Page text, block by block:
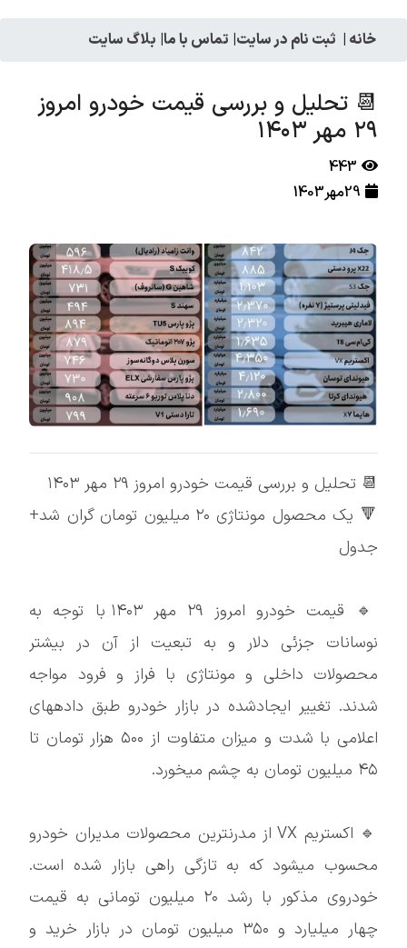
خانه | ثبت نام در سایت| تماس با ما| بلاگ سایت
📆 تحلیل و بررسی قیمت خودرو امروز
۲۹ مهر ۱۴۰۳
443
29مهر1403
📆 تحلیل و بررسی قیمت خودرو امروز ۲۹ مهر ۱۴۰۳
🔻 یک محصول مونتاژی ۲۰ میلیون تومان گران شد+
جدول
🔹 قیمت خودرو امروز ۲۹ مهر ۱۴۰۳ با توجه به
نوسانات جزئی دلار و به تبعیت از آن در بیشتر
محصولات داخلی و مونتاژی با فراز و فرود مواجه
شدند. تغییر ایجادشده در بازار خودرو طبق دادههای
اعلامی با شدت و میزان متفاوت از ۵۰۰ هزار تومان تا
۴۵ میلیون تومان به چشم میخورد.
🔹 اکستریم VX از مدرنترین محصولات مدیران خودرو
محسوب میشود که به تازگی راهی بازار شده است.
خودروی مذکور با رشد ۲۰ میلیون تومانی به قیمت
چهار میلیارد و ۳۵۰ میلیون تومان در بازار خرید و